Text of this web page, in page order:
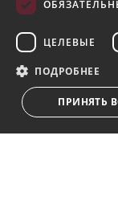
Получайте
и образе жизни
Я принимаю
ЦЕЛЕВЫЕ
ПОДРОБНЕЕ
ПРИНЯТЬ